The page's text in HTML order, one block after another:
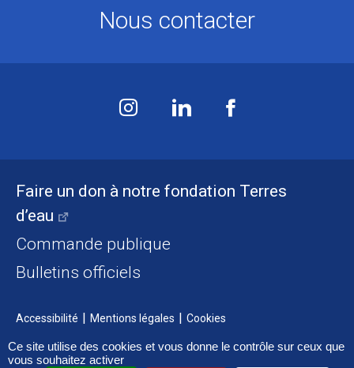
Faire un don à notre fondation Terres
d’eau
Commande publique
Bulletins officiels
Accessibilité Mentions légales Cookies
Nous contacter
Ce site utilise des cookies et vous donne le contrôle sur ceux que
vous souhaitez activer